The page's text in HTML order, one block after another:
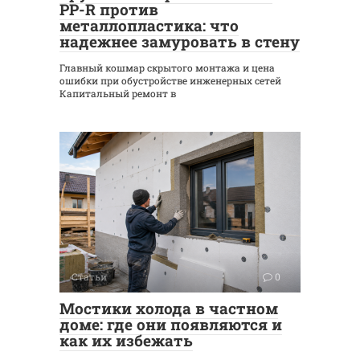
PP-R против
металлопластика: что
надежнее замуровать в стену
Главный кошмар скрытого монтажа и цена
ошибки при обустройстве инженерных сетей
Капитальный ремонт в
Статьи 0
Мостики холода в частном
доме: где они появляются и
как их избежать